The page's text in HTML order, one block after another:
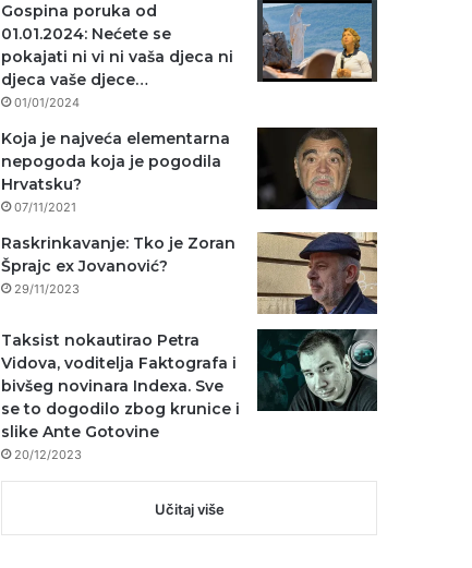
Gospina poruka od
01.01.2024: Nećete se
pokajati ni vi ni vaša djeca ni
djeca vaše djece…
01/01/2024
Koja je najveća elementarna
nepogoda koja je pogodila
Hrvatsku?
07/11/2021
Raskrinkavanje: Tko je Zoran
Šprajc ex Jovanović?
29/11/2023
Taksist nokautirao Petra
Vidova, voditelja Faktografa i
bivšeg novinara Indexa. Sve
se to dogodilo zbog krunice i
slike Ante Gotovine
20/12/2023
Učitaj više